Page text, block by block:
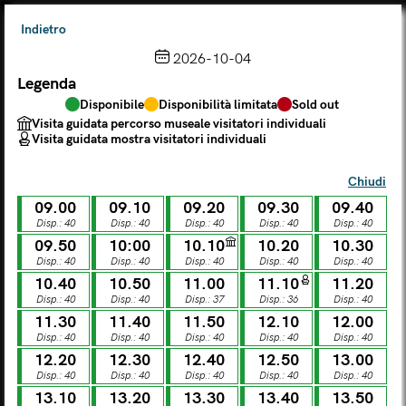
Scegli dal calendario
Il biglietto consente l'accesso a Palazzo Te, al Museo MACA e
al Tempio Leon Battista Alberti
AGOSTO
Legenda
Disponibile Disponibilità limitata
Sold out
Visita guidata percorso museale visitatori individuali
Visita guidata mostra visitatori individuali
M G V D
LUN
27
MAR
28
MER
29
GIO
30
VEN
31 01
DOM
02
Indietro
2026-10-04
Legenda
Disponibile Disponibilità limitata
Sold out
Visita guidata percorso museale visitatori individuali
Visita guidata mostra visitatori individuali
Chiudi
09.00
Disp.: 40
09.10
Disp.: 40
09.20
Disp.: 40
09.30
Disp.: 40
09.40
Disp.: 40
09.50
Disp.: 40
10:00
Disp.: 40
10.10
Disp.: 40
10.20
Disp.: 40
10.30
Disp.: 40
10.40
Disp.: 40
10.50
Disp.: 40
11.00
Disp.: 37
11.10
Disp.: 36
11.20
Disp.: 40
11.30
Disp.: 40
11.40
Disp.: 40
11.50
Disp.: 40
12.10
Disp.: 40
12.00
Disp.: 40
12.20
Disp.: 40
12.30
Disp.: 40
12.40
Disp.: 40
12.50
Disp.: 40
13.00
Disp.: 40
13.10 13.20 13.30 13.40 13.50